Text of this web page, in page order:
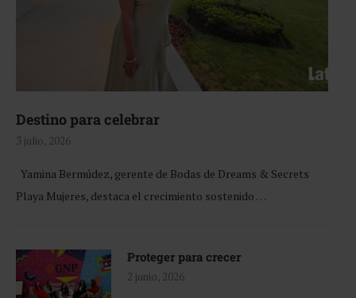
Destino para celebrar
3 julio, 2026
Yamina Bermúdez, gerente de Bodas de Dreams & Secrets
Playa Mujeres, destaca el crecimiento sostenido …
Proteger para crecer
2 junio, 2026